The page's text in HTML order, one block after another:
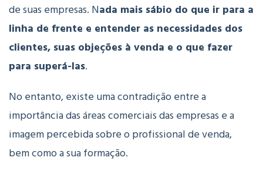
de suas empresas. Nada mais sábio do que ir para a
linha de frente e entender as necessidades dos
clientes, suas objeções à venda e o que fazer
para superá-las.
No entanto, existe uma contradição entre a
importância das áreas comerciais das empresas e a
imagem percebida sobre o profissional de venda,
bem como a sua formação.